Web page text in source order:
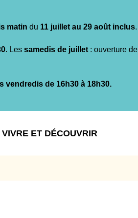
matin du 11 juillet au 29 août inclus.
. Les samedis de juillet : ouverture de
vendredis de 16h30 à 18h30.
VIVRE ET DÉCOUVRIR